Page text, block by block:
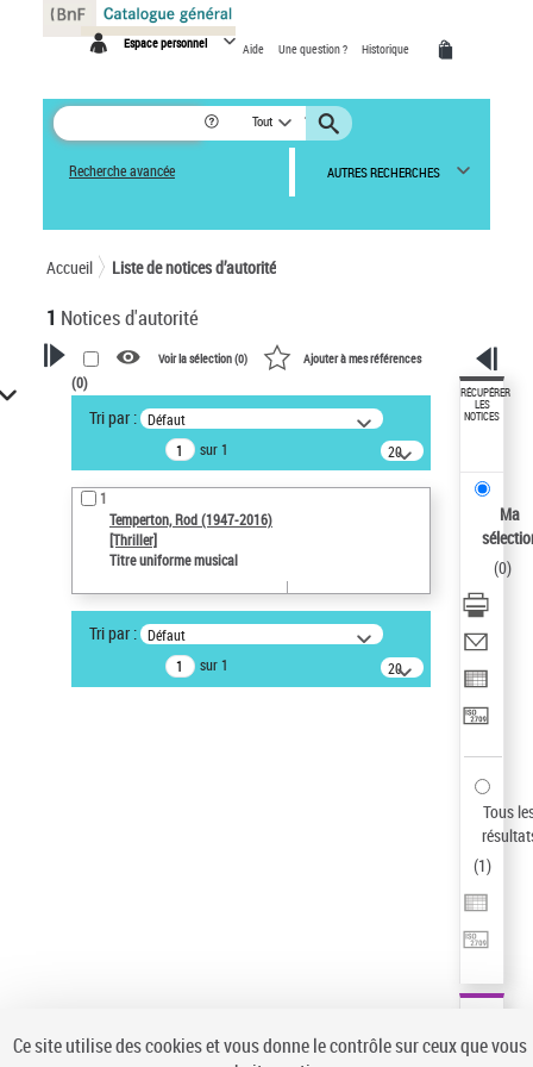
Espace personnel Aide Une question ? Historique
Tout
Recherche avancée AUTRES RECHERCHES
Accueil Liste de notices d’autorité
1 Notices d'autorité
VOTRE RECHERCHE
Recherche avancée dans les
notices d’autorité
Œuvres liées à l'auteur :
Temperton, Rod (1947-2016)
Auteur d’œuvre
Temperton, Rod (1947-2016)
Type de notice d'autorité
Voir la sélection (0) Ajouter à mes références
(0)
Tri par : Défaut
sur 1
20
résultats/page
1
Temperton, Rod (1947-2016)
[Thriller]
Titre uniforme musical
Tri par : Défaut
sur 1
20
résultats/page
RÉCUPÉRER
LES
NOTICES
Ma
(0)
Tous
(1)
Panneau de gestion des cookies
Ce site utilise des cookies et vous donne le contrôle sur ceux que vous